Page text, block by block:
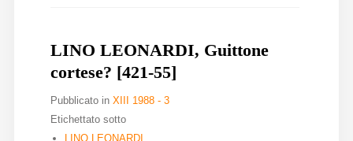
LINO LEONARDI, Guittone
cortese? [421-55]
Pubblicato in XIII 1988 - 3
Etichettato sotto
LINO LEONARDI